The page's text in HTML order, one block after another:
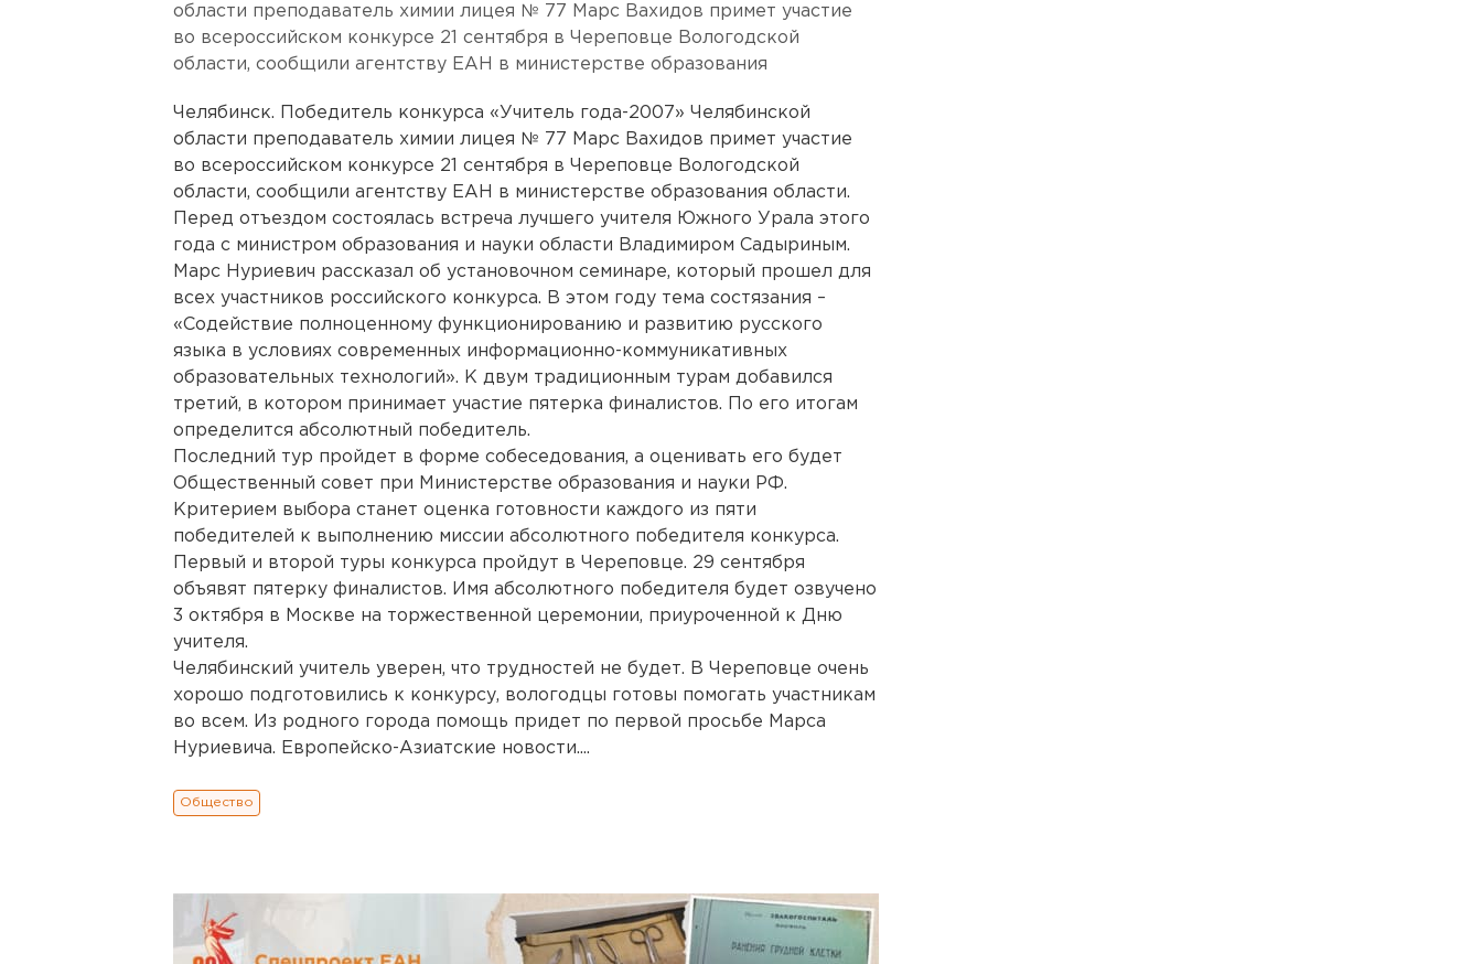
области преподаватель химии лицея № 77 Марс Вахидов примет участие
во всероссийском конкурсе 21 сентября в Череповце Вологодской
области, сообщили агентству ЕАН в министерстве образования
Челябинск. Победитель конкурса «Учитель года-2007» Челябинской
области преподаватель химии лицея № 77 Марс Вахидов примет участие
во всероссийском конкурсе 21 сентября в Череповце Вологодской
области, сообщили агентству ЕАН в министерстве образования области.
Перед отъездом состоялась встреча лучшего учителя Южного Урала этого
года с министром образования и науки области Владимиром Садыриным.
Марс Нуриевич рассказал об установочном семинаре, который прошел для
всех участников российского конкурса. В этом году тема состязания –
«Содействие полноценному функционированию и развитию русского
языка в условиях современных информационно-коммуникативных
образовательных технологий». К двум традиционным турам добавился
третий, в котором принимает участие пятерка финалистов. По его итогам
определится абсолютный победитель.
Последний тур пройдет в форме собеседования, а оценивать его будет
Общественный совет при Министерстве образования и науки РФ.
Критерием выбора станет оценка готовности каждого из пяти
победителей к выполнению миссии абсолютного победителя конкурса.
Первый и второй туры конкурса пройдут в Череповце. 29 сентября
объявят пятерку финалистов. Имя абсолютного победителя будет озвучено
3 октября в Москве на торжественной церемонии, приуроченной к Дню
учителя.
Челябинский учитель уверен, что трудностей не будет. В Череповце очень
хорошо подготовились к конкурсу, вологодцы готовы помогать участникам
во всем. Из родного города помощь придет по первой просьбе Марса
Нуриевича. Европейско-Азиатские новости....
Общество